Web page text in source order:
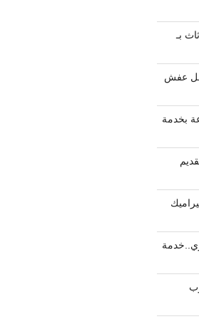
بـ
وأمان 99%دينا نقل عفش
النرجس..دينا جاهزة 24 ساعة بخدمة
فوري..خدمة